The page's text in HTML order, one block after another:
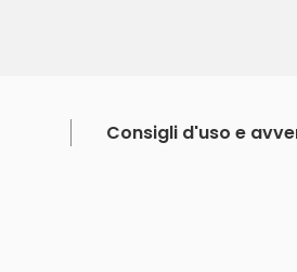
Consigli d'uso e